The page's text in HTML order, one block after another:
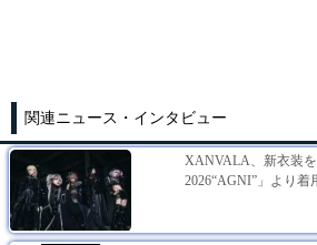
関連ニュース・インタビュー
XANVALA、新衣装
2026“AGNI”」より着